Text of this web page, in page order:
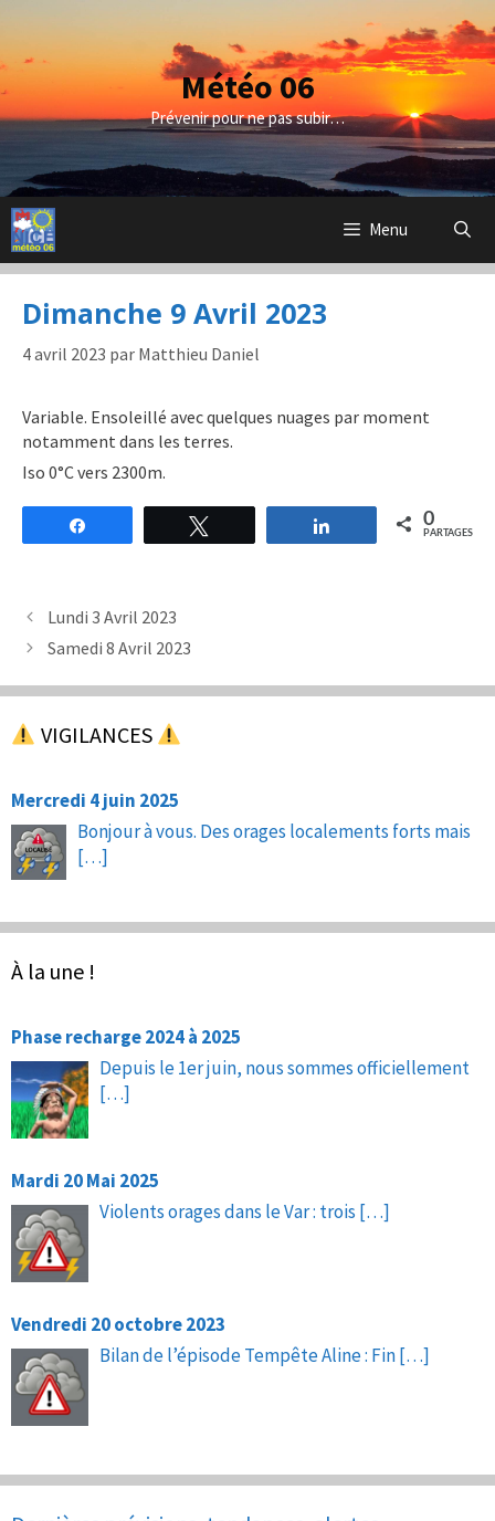
contenu
Météo 06
Prévenir pour ne pas subir…
Menu
Dimanche 9 Avril 2023
4 avril 2023 par Matthieu Daniel
Variable. Ensoleillé avec quelques nuages par moment
notamment dans les terres.
Iso 0°C vers 2300m.
Partagez 0
PARTAGES
Lundi 3 Avril 2023
Samedi 8 Avril 2023
VIGILANCES
Mercredi 4 juin 2025
Bonjour à vous. Des orages localements forts mais
[…]
À la une !
Phase recharge 2024 à 2025
Depuis le 1er juin, nous sommes officiellement
[…]
Mardi 20 Mai 2025
Violents orages dans le Var : trois […]
Vendredi 20 octobre 2023
Bilan de l’épisode Tempête Aline : Fin[…]